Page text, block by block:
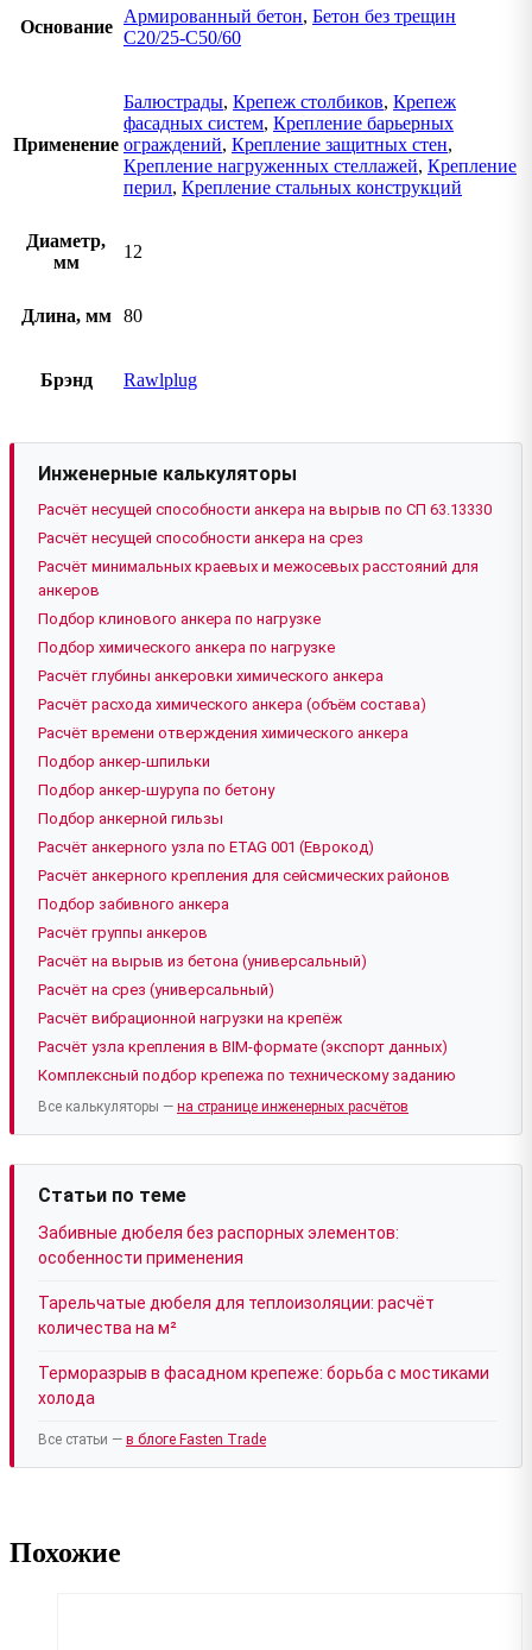
Основание
Армированный бетон, Бетон без трещин
C20/25-C50/60
Применение
Балюстрады, Крепеж столбиков, Крепеж
фасадных систем, Крепление барьерных
ограждений, Крепление защитных стен,
Крепление нагруженных стеллажей, Крепление
перил, Крепление стальных конструкций
Диаметр,
мм
12
Длина, мм 80
Брэнд Rawlplug
Инженерные калькуляторы
Расчёт несущей способности анкера на вырыв по СП 63.13330
Расчёт несущей способности анкера на срез
Расчёт минимальных краевых и межосевых расстояний для
анкеров
Подбор клинового анкера по нагрузке
Подбор химического анкера по нагрузке
Расчёт глубины анкеровки химического анкера
Расчёт расхода химического анкера (объём состава)
Расчёт времени отверждения химического анкера
Подбор анкер-шпильки
Подбор анкер-шурупа по бетону
Подбор анкерной гильзы
Расчёт анкерного узла по ETAG 001 (Еврокод)
Расчёт анкерного крепления для сейсмических районов
Подбор забивного анкера
Расчёт группы анкеров
Расчёт на вырыв из бетона (универсальный)
Расчёт на срез (универсальный)
Расчёт вибрационной нагрузки на крепёж
Расчёт узла крепления в BIM-формате (экспорт данных)
Комплексный подбор крепежа по техническому заданию
Все калькуляторы — на странице инженерных расчётов
Статьи по теме
Забивные дюбеля без распорных элементов:
особенности применения
Тарельчатые дюбеля для теплоизоляции: расчёт
количества на м²
Терморазрыв в фасадном крепеже: борьба с мостиками
холода
Все статьи — в блоге Fasten Trade
Похожие